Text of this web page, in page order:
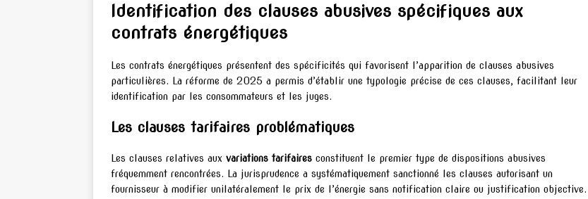
Identification des clauses abusives spécifiques aux
contrats énergétiques
Les contrats énergétiques présentent des spécificités qui favorisent l’apparition de clauses abusives
particulières. La réforme de 2025 a permis d’établir une typologie précise de ces clauses, facilitant leur
identification par les consommateurs et les juges.
Les clauses tarifaires problématiques
Les clauses relatives aux variations tarifaires constituent le premier type de dispositions abusives
fréquemment rencontrées. La jurisprudence a systématiquement sanctionné les clauses autorisant un
fournisseur à modifier unilatéralement le prix de l’énergie sans notification claire ou justification objective.